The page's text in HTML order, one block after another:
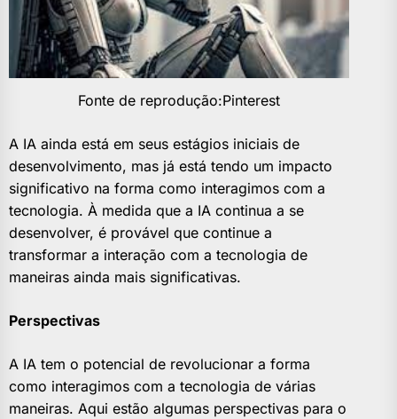
Fonte de reprodução:Pinterest
A IA ainda está em seus estágios iniciais de
desenvolvimento, mas já está tendo um impacto
significativo na forma como interagimos com a
tecnologia. À medida que a IA continua a se
desenvolver, é provável que continue a
transformar a interação com a tecnologia de
maneiras ainda mais significativas.
Perspectivas
A IA tem o potencial de revolucionar a forma
como interagimos com a tecnologia de várias
maneiras. Aqui estão algumas perspectivas para o